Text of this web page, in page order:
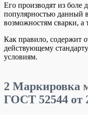
Его производят из боле
популярностью данный
возможностям сварки,
Как правило, содержит
действующему
условиям.
2 Маркировка
ГОСТ 52544 от